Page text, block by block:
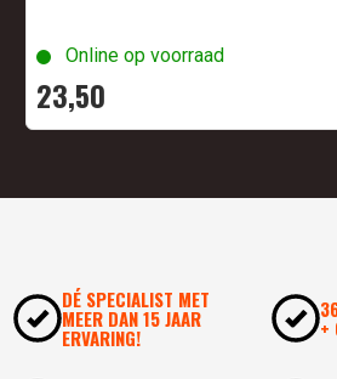
Online op voorraad
23,50
DÉ SPECIALIST MET
MEER DAN 15 JAAR
ERVARING! +